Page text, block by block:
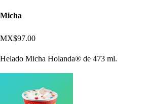
Micha
MX$97.00
Helado Micha Holanda® de 473 ml.